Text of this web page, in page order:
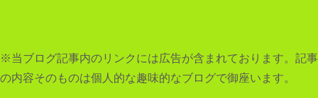
※当ブログ記事内のリンクには広告が含まれております。記事
の内容そのものは個人的な趣味的なブログで御座います。